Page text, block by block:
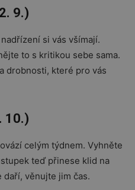
9.)
si vás všímají.
to s kritikou sebe sama.
drobnosti, které pro vás
10.)
celým týdnem. Vyhněte
teď přinese klid na
věnujte jim čas.